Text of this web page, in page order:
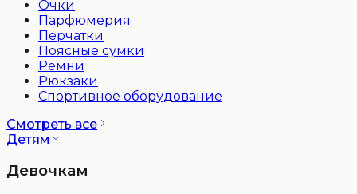
Очки
Парфюмерия
Перчатки
Поясные сумки
Ремни
Рюкзаки
Спортивное оборудование
Смотреть все
Детям
Девочкам